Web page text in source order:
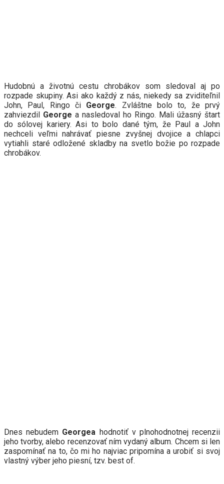
Hudobnú a životnú cestu chrobákov som sledoval aj po
rozpade skupiny. Asi ako každý z nás, niekedy sa zviditeľnil
John, Paul, Ringo či George. Zvláštne bolo to, že prvý
zahviezdil George a nasledoval ho Ringo. Mali úžasný štart
do sólovej kariery. Asi to bolo dané tým, že Paul a John
nechceli veľmi nahrávať piesne zvyšnej dvojice a chlapci
vytiahli staré odložené skladby na svetlo božie po rozpade
chrobákov.
Dnes nebudem Georgea hodnotiť v plnohodnotnej recenzii
jeho tvorby, alebo recenzovať ním vydaný album. Chcem si len
zaspomínať na to, čo mi ho najviac pripomína a urobiť si svoj
vlastný výber jeho piesní, tzv. best of.